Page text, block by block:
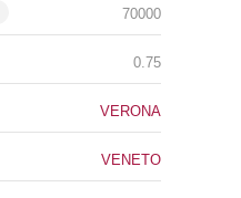
70000
0.75
VERONA
VENETO